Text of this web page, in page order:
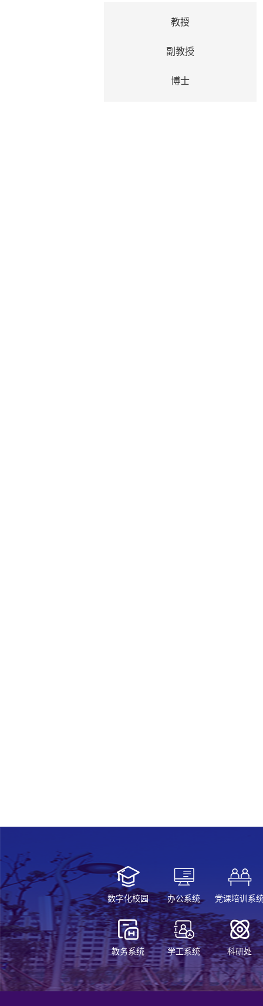
教授
副教授
博士
数字化校园 办公系统 党课培训系
教务系统 学工系统 科研处